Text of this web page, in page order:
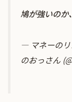
鳩が強いの
— マネーのリ
のおっさん